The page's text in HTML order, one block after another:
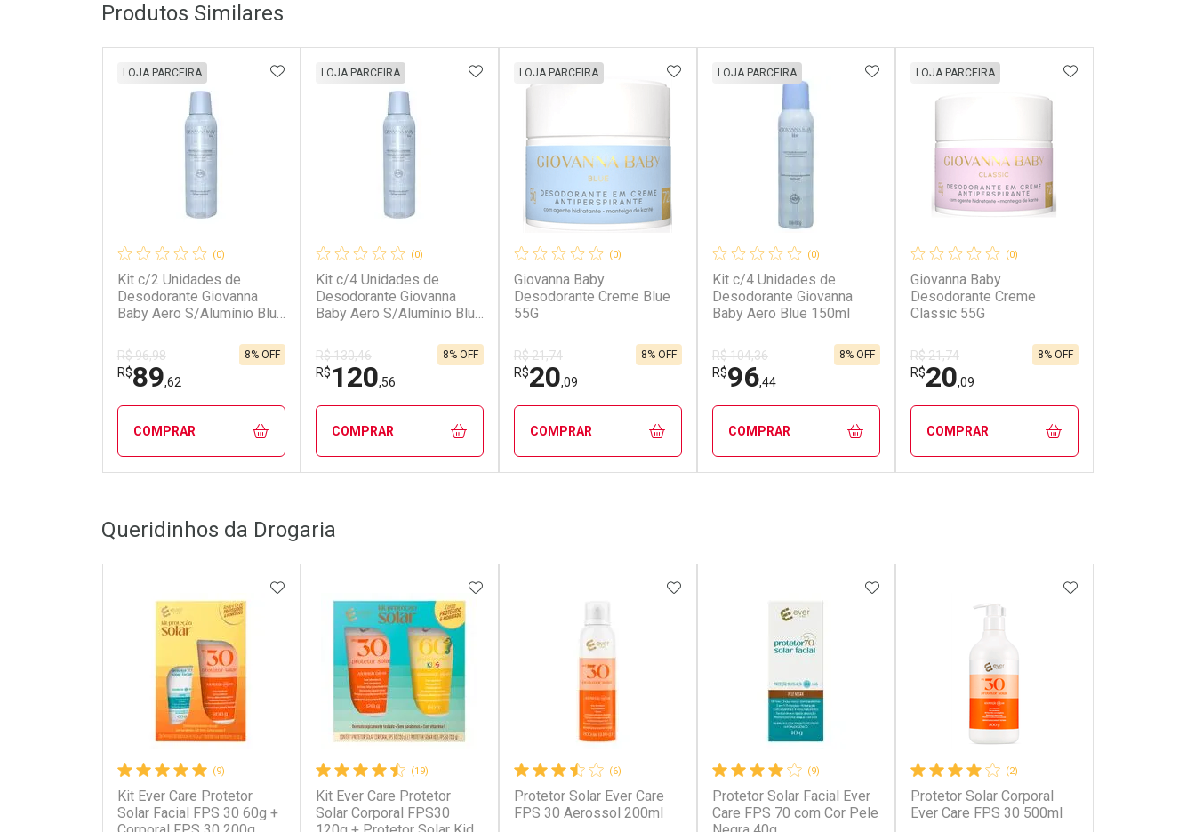
Produtos Similares
(0)
Kit c/2 Unidades de
Desodorante Giovanna
Baby Aero S/Alumínio Blue
LOJA PARCEIRA
R$ 96,98
R$89,62
8% OFF
ADICIONAR AOS FAVORITOS
COMPRAR
Laboratório
Ativar Desconto
Por Menos
(0)
Kit c/4 Unidades de
Desodorante Giovanna
Baby Aero S/Alumínio Blue
LOJA PARCEIRA
R$ 130,46
R$120,56
8% OFF
ADICIONAR AOS FAVORITOS
COMPRAR
Laboratório
Ativar Desconto
Por Menos
(0)
Giovanna Baby
Desodorante Creme Blue
55G
LOJA PARCEIRA
R$ 21,74
R$20,09
8% OFF
ADICIONAR AOS FAVORITOS
COMPRAR
Ativar Desconto
(0)
Kit c/4 Unidades de
Desodorante Giovanna
Baby Aero Blue 150ml
LOJA PARCEIRA
R$ 104,36
R$96,44
8% OFF
ADICIONAR AOS FAVORITOS
COMPRAR
Ativar Desconto
(0)
Giovanna Baby
Desodorante Creme
Classic 55G
LOJA PARCEIRA
R$ 21,74
R$20,09
8% OFF
ADICIONAR AOS
COMPRAR
Ativar Desconto
Queridinhos da Drogaria
(9)
Kit Ever Care Protetor
Solar Facial FPS 30 60g +
ADICIONAR AOS FAVORITOS
(19)
Kit Ever Care Protetor
Solar Corporal FPS30
ADICIONAR AOS FAVORITOS
(6)
Protetor Solar Ever Care
FPS 30 Aerossol 200ml
ADICIONAR AOS FAVORITOS
(9)
Protetor Solar Facial Ever
Care FPS 70 com Cor Pele
ADICIONAR AOS FAVORITOS
(2)
Protetor Solar Corporal
Ever Care FPS 30 500ml
ADICIONAR AOS